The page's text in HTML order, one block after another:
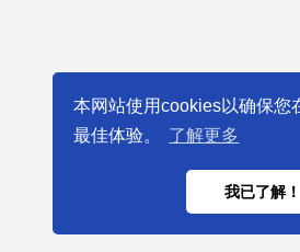
本网站使用cookies以确保您
最佳体验。
了解更多
我已了解！